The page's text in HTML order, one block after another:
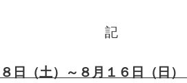
日（土）～８月１６日（日